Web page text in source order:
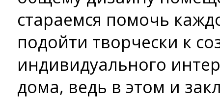
стараемся помочь
подойти творчески к
индивидуального
дома, ведь в этом и